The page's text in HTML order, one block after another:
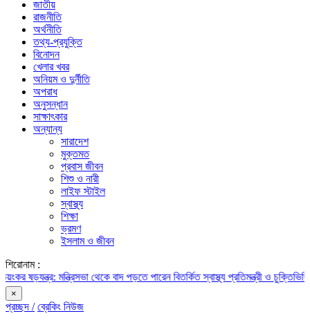
জাতীয়
রাজনীতি
অর্থনীতি
তথ্য-প্রযুক্তি
বিনোদন
খেলার খবর
অনিয়ম ও দুর্নীতি
অপরাধ
অনুসন্ধান
সাক্ষাৎকার
অন্যান্য
সারাদেশ
মুক্তমত
প্রবাস জীবন
শিশু ও নারী
লাইফ স্টাইল
স্বাস্থ্য
শিক্ষা
ভ্রমণ
ইসলাম ও জীবন
শিরোনাম :
মন্ত্রিসভা থেকে বাদ পড়তে পারেন বিতর্কিত স্বাস্থ্য প্রতিমন্ত্রী ও চুক্তিভিত্তিক সচিব!
×
প্রচ্ছদ / ব্রেকিং নিউজ